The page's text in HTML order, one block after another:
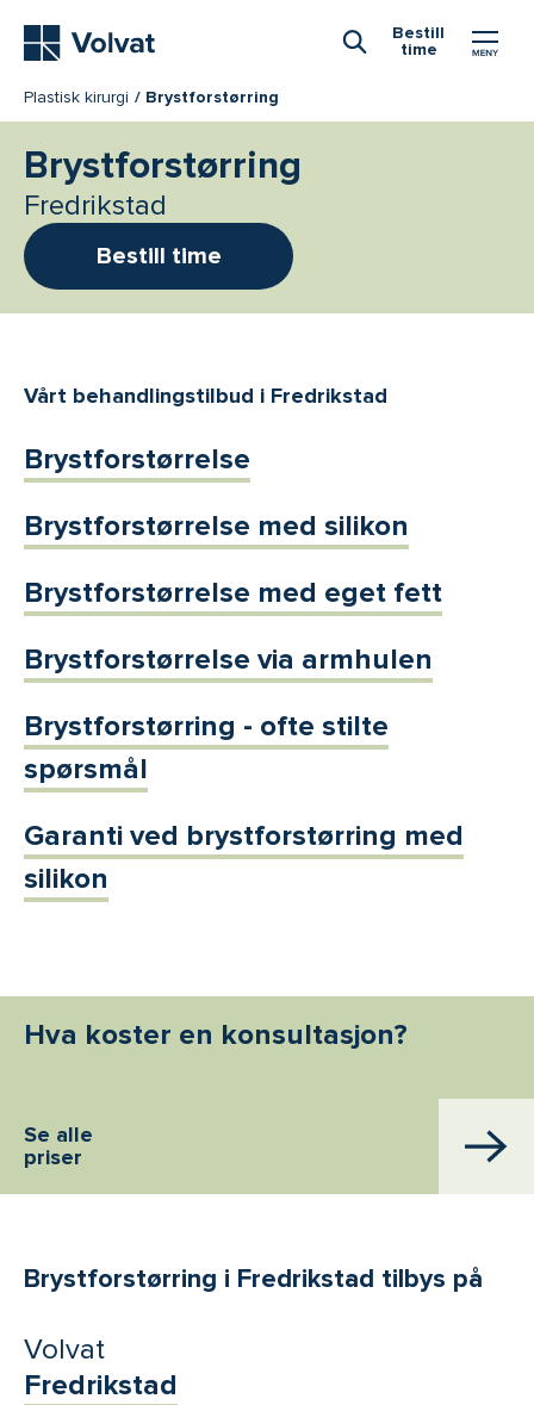
Bestill
time
Plastisk kirurgi Brystforstørring
Brystforstørring
Fredrikstad
Bestill time
Vårt behandlingstilbud i Fredrikstad
Brystforstørrelse
Brystforstørrelse med silikon
Brystforstørrelse med eget fett
Brystforstørrelse via armhulen
Brystforstørring - ofte stilte
spørsmål
Garanti ved brystforstørring med
silikon
Hva koster en konsultasjon?
Se alle
priser
Brystforstørring i Fredrikstad tilbys på
Volvat
Fredrikstad